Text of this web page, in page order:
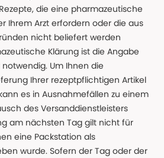
die eine pharmazeutische
Ihrem Arzt erfordern oder die aus
nicht beliefert werden
Klärung ist die Angabe
Um Ihnen die
Ihrer rezeptpflichtigen Artikel
es in Ausnahmefällen zu einem
des Versanddienstleisters
am nächsten Tag gilt nicht für
eine Packstation als
wurde. Sofern der Tag oder der